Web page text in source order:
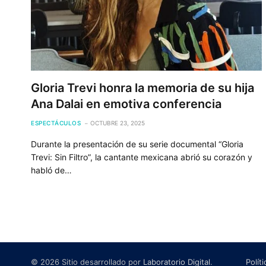
Gloria Trevi honra la memoria de su hija
Ana Dalai en emotiva conferencia
ESPECTÁCULOS OCTUBRE 23, 2025
Durante la presentación de su serie documental “Gloria
Trevi: Sin Filtro”, la cantante mexicana abrió su corazón y
habló de…
© 2026 Sitio desarrollado por Laboratorio Digital.